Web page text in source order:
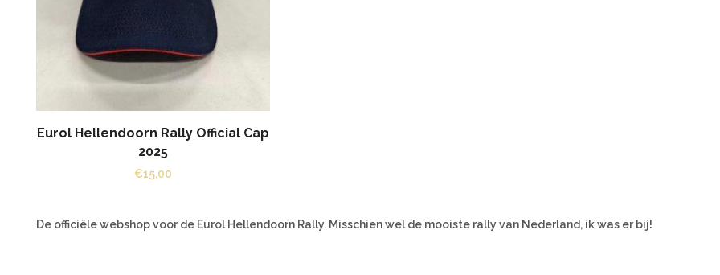
Eurol Hellendoorn Rally Official Cap
2025
€15,00
De officiële webshop voor de Eurol Hellendoorn Rally. Misschien wel de mooiste rally van Nederland, ik was er bij!